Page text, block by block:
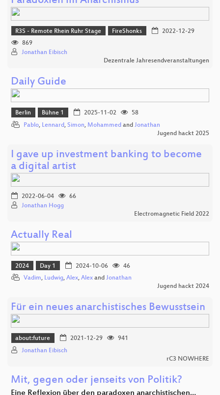
R3S - Remote Rhein Ruhr Stage FireShonks
2022-12-29
869
Jonathan Eibisch
Dezentrale Jahresendveranstaltungen
Daily Guide
Berlin Bühne 1 2025-11-02
58
Pablo, Lennard, Simon, Mohammed and Jonathan
Jugend hackt 2025
I gave up investment banking to become
a digital artist
2022-06-04
66
Jonathan Hogg
Electromagnetic Field 2022
Actually Real
2024 Day 1 2024-10-06
46
Vadim, Ludwig, Alex, Alex and Jonathan
Jugend hackt 2024
Für ein neues anarchistisches Bewusstsein
about:future 2021-12-29
941
Jonathan Eibisch
rC3 NOWHERE
Mit, gegen oder jenseits von Politik?